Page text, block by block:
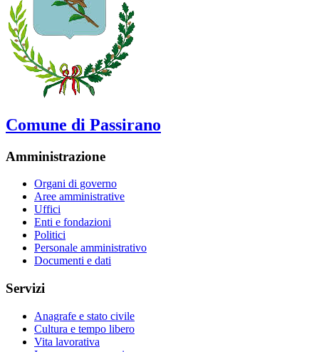
Comune di Passirano
Amministrazione
Organi di governo
Aree amministrative
Uffici
Enti e fondazioni
Politici
Personale amministrativo
Documenti e dati
Servizi
Anagrafe e stato civile
Cultura e tempo libero
Vita lavorativa